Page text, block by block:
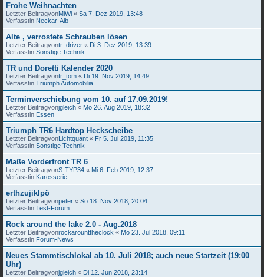
Frohe Weihnachten
Letzter BeitragvonMiWi « Sa 7. Dez 2019, 13:48
Verfasstin Neckar-Alb
Alte , verrostete Schrauben lösen
Letzter Beitragvontr_driver « Di 3. Dez 2019, 13:39
Verfasstin Sonstige Technik
TR und Doretti Kalender 2020
Letzter Beitragvontr_tom « Di 19. Nov 2019, 14:49
Verfasstin Triumph Automobilia
Terminverschiebung vom 10. auf 17.09.2019!
Letzter Beitragvonjgleich « Mo 26. Aug 2019, 18:32
Verfasstin Essen
Triumph TR6 Hardtop Heckscheibe
Letzter BeitragvonLichtquant « Fr 5. Jul 2019, 11:35
Verfasstin Sonstige Technik
Maße Vorderfront TR 6
Letzter BeitragvonS-TYP34 « Mi 6. Feb 2019, 12:37
Verfasstin Karosserie
erthzujiklpö
Letzter Beitragvonpeter « So 18. Nov 2018, 20:04
Verfasstin Test-Forum
Rock around the lake 2.0 - Aug.2018
Letzter Beitragvonrockarounttheclock « Mo 23. Jul 2018, 09:11
Verfasstin Forum-News
Neues Stammtischlokal ab 10. Juli 2018; auch neue Startzeit (19:00
Uhr)
Letzter Beitragvonjgleich « Di 12. Jun 2018, 23:14